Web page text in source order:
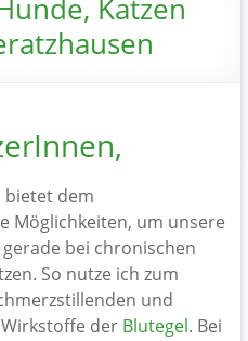
Katzen
bietet dem
Möglichkeiten, um unsere
bei chronischen
So nutze ich zum
und
der Blutegel. Bei